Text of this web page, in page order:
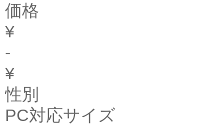
価格
¥
-
¥
性別
PC対応サイズ